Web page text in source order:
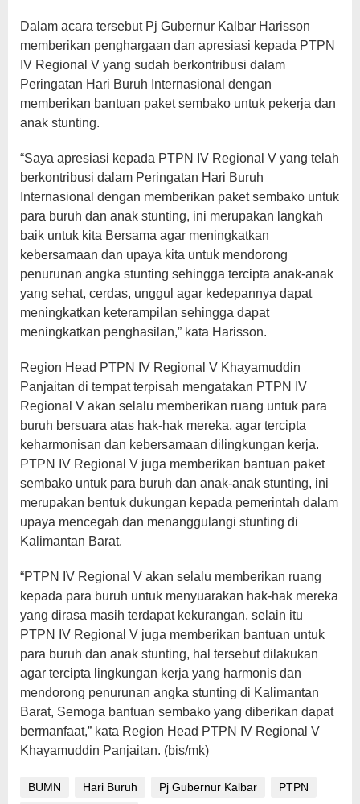
Dalam acara tersebut Pj Gubernur Kalbar Harisson
memberikan penghargaan dan apresiasi kepada PTPN
IV Regional V yang sudah berkontribusi dalam
Peringatan Hari Buruh Internasional dengan
memberikan bantuan paket sembako untuk pekerja dan
anak stunting.
“Saya apresiasi kepada PTPN IV Regional V yang telah
berkontribusi dalam Peringatan Hari Buruh
Internasional dengan memberikan paket sembako untuk
para buruh dan anak stunting, ini merupakan langkah
baik untuk kita Bersama agar meningkatkan
kebersamaan dan upaya kita untuk mendorong
penurunan angka stunting sehingga tercipta anak-anak
yang sehat, cerdas, unggul agar kedepannya dapat
meningkatkan keterampilan sehingga dapat
meningkatkan penghasilan,” kata Harisson.
Region Head PTPN IV Regional V Khayamuddin
Panjaitan di tempat terpisah mengatakan PTPN IV
Regional V akan selalu memberikan ruang untuk para
buruh bersuara atas hak-hak mereka, agar tercipta
keharmonisan dan kebersamaan dilingkungan kerja.
PTPN IV Regional V juga memberikan bantuan paket
sembako untuk para buruh dan anak-anak stunting, ini
merupakan bentuk dukungan kepada pemerintah dalam
upaya mencegah dan menanggulangi stunting di
Kalimantan Barat.
“PTPN IV Regional V akan selalu memberikan ruang
kepada para buruh untuk menyuarakan hak-hak mereka
yang dirasa masih terdapat kekurangan, selain itu
PTPN IV Regional V juga memberikan bantuan untuk
para buruh dan anak stunting, hal tersebut dilakukan
agar tercipta lingkungan kerja yang harmonis dan
mendorong penurunan angka stunting di Kalimantan
Barat, Semoga bantuan sembako yang diberikan dapat
bermanfaat,” kata Region Head PTPN IV Regional V
Khayamuddin Panjaitan. (bis/mk)
BUMN Hari Buruh Pj Gubernur Kalbar
PTPN